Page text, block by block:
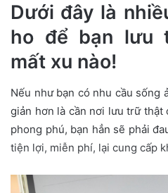
n
d
a
n
m
a
i
l
Dưới đây là
ho để bạn lưu
mất xu nào!
Nếu như bạn có nhu cầu sống
giản hơn là cần nơi lưu trữ thật
phong phú, bạn hẳn sẽ phải
tiện lợi, miễn phí, lại cung cấp